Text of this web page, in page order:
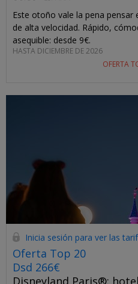
Este otoño vale la pena pensar
de alta velocidad. Rápido,
asequible: desde 9€.
HASTA DICIEMBRE DE 2026
OFERTA
Inicia sesión para ver las
Oferta Top 20
Dsd 266€
Disneyland Paris®: